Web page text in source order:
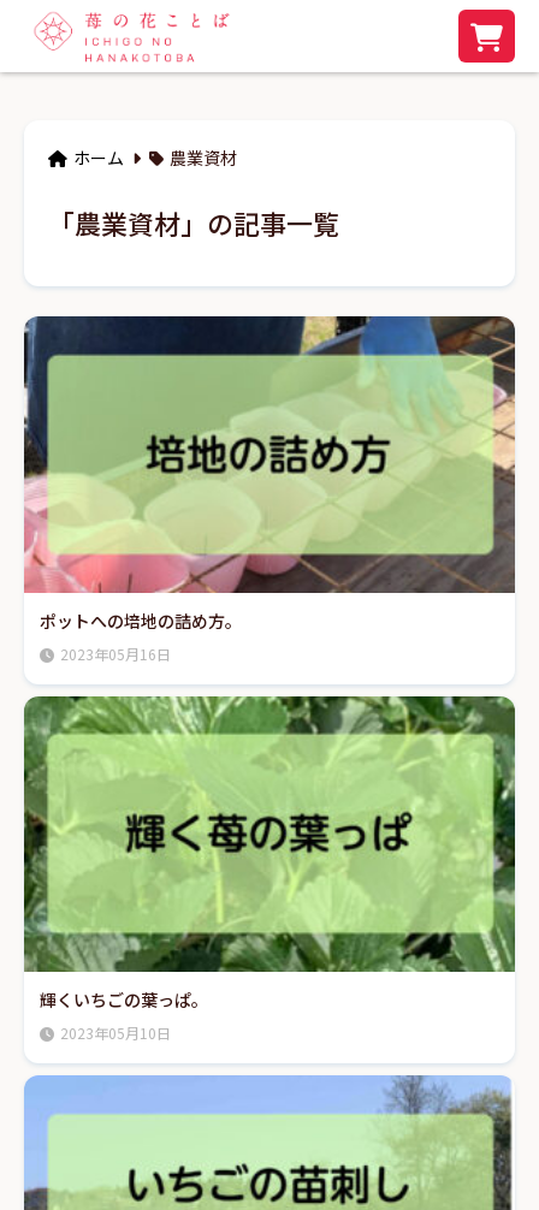
ホーム 農業資材
「農業資材」の記事一覧
ポットへの培地の詰め方。
2023年05月16日
輝くいちごの葉っぱ。
2023年05月10日